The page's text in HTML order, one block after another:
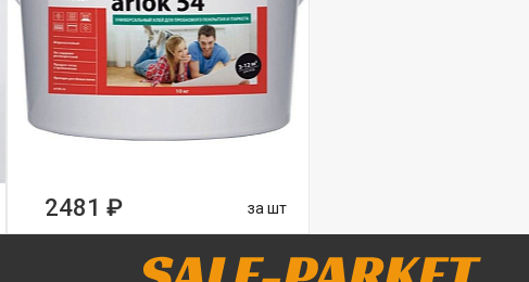
2481 ₽ за шт